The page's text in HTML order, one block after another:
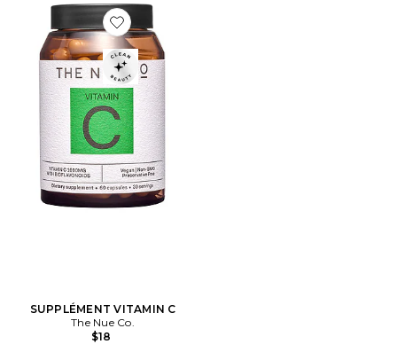
Favorite SUPPLÉMENT VITAMIN C
SUPPLÉMENT VITAMIN C
The Nue Co.
$18